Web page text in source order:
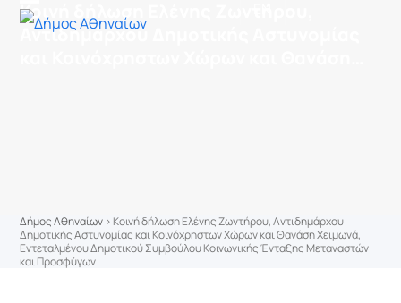
Skip
περιεχόμενο
Open
Close
Κοινή δήλωση Ελένης Ζωντήρου,
Αντιδημάρχου Δημοτικής Αστυνομίας
Δήμος Αθηναίων > Κοινή δήλωση Ελένης Ζωντήρου, Αντιδημάρχου
Δημοτικής Αστυνομίας και Κοινόχρηστων Χώρων και Θανάση Χειμωνά,
Εντεταλμένου Δημοτικού Συμβούλου Κοινωνικής Ένταξης Μεταναστών
και Προσφύγων